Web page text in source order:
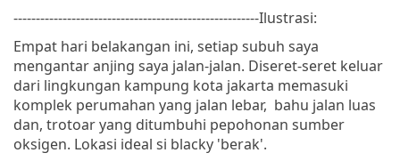
-------------------------------------------------------Ilustrasi:
Empat hari belakangan ini, setiap subuh saya
mengantar anjing saya jalan-jalan. Diseret-seret keluar
dari lingkungan kampung kota jakarta memasuki
komplek perumahan yang jalan lebar, bahu jalan luas
dan, trotoar yang ditumbuhi pepohonan sumber
oksigen. Lokasi ideal si blacky 'berak'.